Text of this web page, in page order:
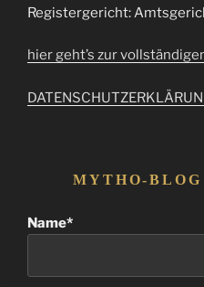
Registergericht:
hier geht’s zur
MYTHO-
Name*